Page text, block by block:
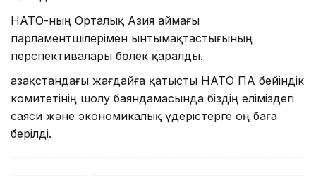
НАТО-ның Орталық Азия аймағы
парламентшілерімен ынтымақтастығының
перспективалары бөлек қаралды.
Қазақстандағы жағдайға қатысты НАТО ПА бейіндік
комитетінің шолу баяндамасында біздің еліміздегі
саяси және экономикалық үдерістерге оң баға
берілді.